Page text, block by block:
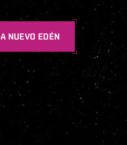
NUEVO EDÉN